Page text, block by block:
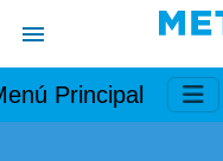
Principal